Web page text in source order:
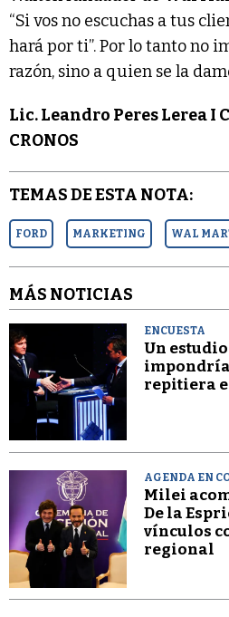
“Si vos no escuchas a tus
hará por ti”. Por lo tanto no
razón, sino a quien se la
Lic. Leandro Peres Lerea I
CRONOS
TEMAS DE ESTA NOTA:
FORD MARKETING WAL
MÁS NOTICIAS
ENCUESTA
Un
repitiera
AGENDA EN
Milei
De la
vínculos
regional